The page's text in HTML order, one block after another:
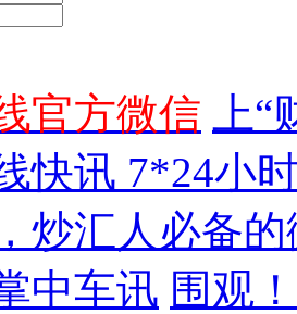
官方微信
上
快讯 7*24小
炒汇人必备
中车讯 围观